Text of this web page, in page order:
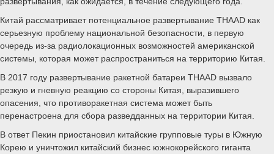
Китай рассматривает потенциальное развертывание THAAD как
серьезную проблему национальной безопасности, в первую
очередь из-за радиолокационных возможностей американской
системы, которая может распространиться на территорию Китая.
В 2017 году развертывание ракетной батареи THAAD вызвало
резкую и гневную реакцию со стороны Китая, выразившего
опасения, что противоракетная система может быть
перенастроена для сбора разведданных на территории Китая.
В ответ Пекин приостановил китайские групповые туры в Южную
Корею и уничтожил китайский бизнес южнокорейского гиганта